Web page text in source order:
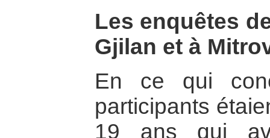
Les enquêtes
Gjilan et à
En ce qui
participants
19 ans qui